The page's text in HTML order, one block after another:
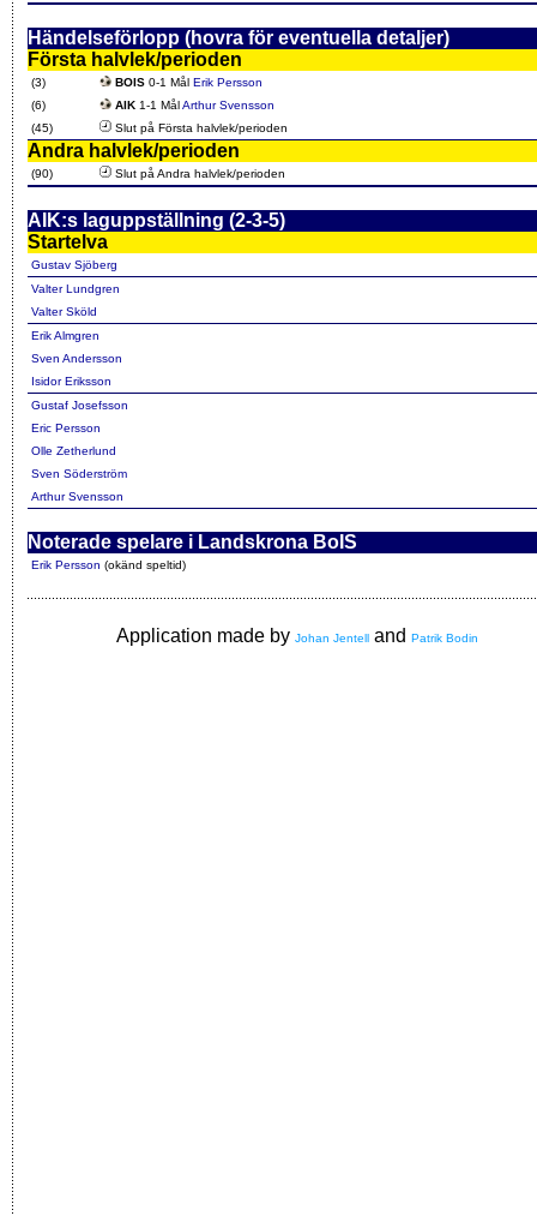
Händelseförlopp (hovra för eventuella detaljer)
Första halvlek/perioden
(3) BOIS 0-1 Mål Erik Persson
(6)
AIK 1-1 MålArthur Svensson
(45)
Slut på Första halvlek/perioden
Andra halvlek/perioden
(90) Slut på Andra halvlek/perioden
AIK:s laguppställning (2-3-5)
Startelva
Gustav Sjöberg
Valter Lundgren
Valter Sköld
Erik Almgren
Sven Andersson
Isidor Eriksson
Gustaf Josefsson
Eric Persson
Olle Zetherlund
Sven Söderström
Arthur Svensson
Noterade spelare i Landskrona BoIS
Erik Persson (okänd speltid)
Application made by Johan Jentell and Patrik Bodin